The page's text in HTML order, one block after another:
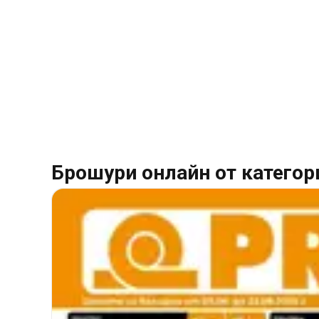
Брошури онлайн от